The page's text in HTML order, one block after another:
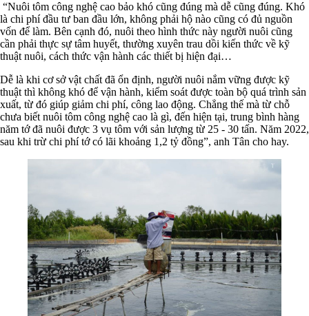
“Nuôi tôm công nghệ cao bảo khó cũng đúng mà dễ cũng đúng. Khó
là chi phí đầu tư ban đầu lớn, không phải hộ nào cũng có đủ nguồn
vốn để làm. Bên cạnh đó, nuôi theo hình thức này người nuôi cũng
cần phải thực sự tâm huyết, thường xuyên trau dồi kiến thức về kỹ
thuật nuôi, cách thức vận hành các thiết bị hiện đại…
Dễ là khi cơ sở vật chất đã ổn định, người nuôi nắm vững được kỹ
thuật thì không khó để vận hành, kiểm soát được toàn bộ quá trình sản
xuất, từ đó giúp giảm chi phí, công lao động. Chẳng thế mà từ chỗ
chưa biết nuôi tôm công nghệ cao là gì, đến hiện tại, trung bình hàng
năm tớ đã nuôi được 3 vụ tôm với sản lượng từ 25 - 30 tấn. Năm 2022,
sau khi trừ chi phí tớ có lãi khoảng 1,2 tỷ đồng”, anh Tân cho hay.